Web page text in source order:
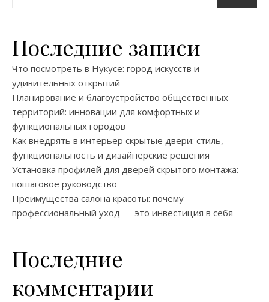
Последние записи
Что посмотреть в Нукусе: город искусств и
удивительных открытий
Планирование и благоустройство общественных
территорий: инновации для комфортных и
функциональных городов
Как внедрять в интерьер скрытые двери: стиль,
функциональность и дизайнерские решения
Установка профилей для дверей скрытого монтажа:
пошаговое руководство
Преимущества салона красоты: почему
профессиональный уход — это инвестиция в себя
Последние
комментарии